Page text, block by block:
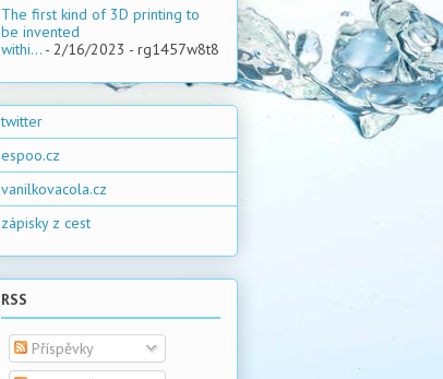
The first kind of 3D printing to
be invented
withi... - 2/16/2023 - rg1457w8t8
twitter
espoo.cz
vanilkovacola.cz
zápisky z cest
RSS
Příspěvky